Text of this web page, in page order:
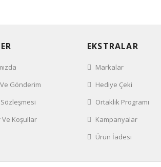
Gönderim
Ve Koşullar
EKSTRALAR
Markalar
Hediye Çeki
Ortaklık Programı
Kampanyalar
Ürün İadesi